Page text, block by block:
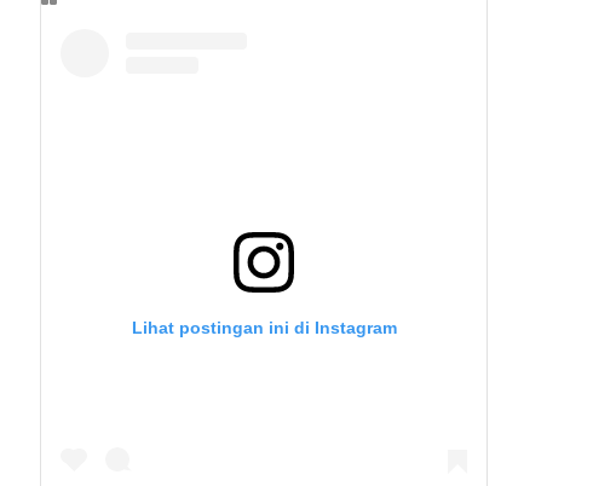
Lihat postingan ini di Instagram